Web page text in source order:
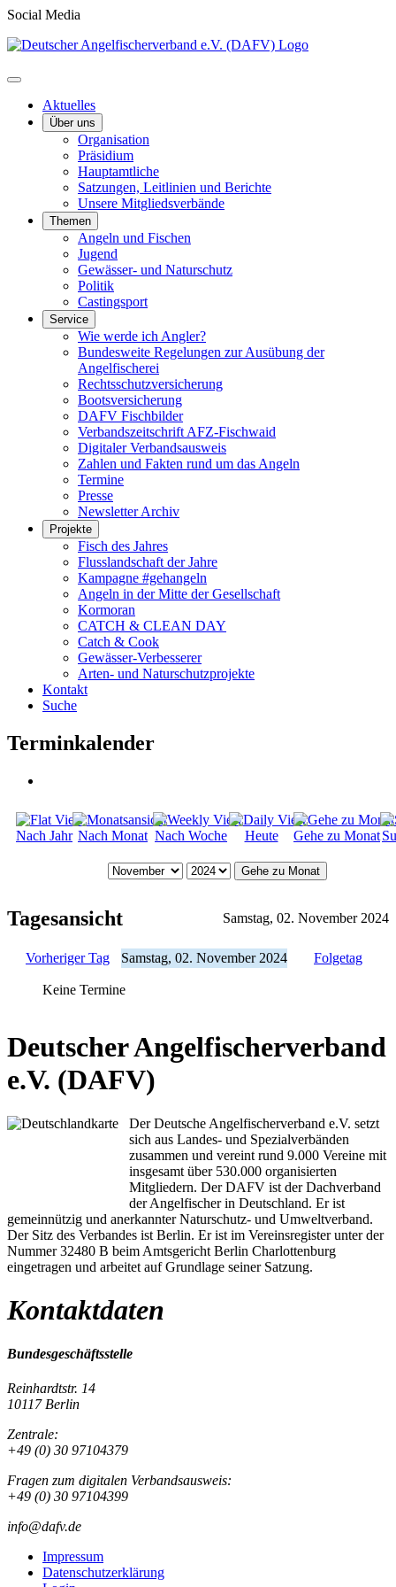
Social Media
Aktuelles
Über uns
Organisation
Präsidium
Hauptamtliche
Satzungen, Leitlinien und Berichte
Unsere Mitgliedsverbände
Themen
Angeln und Fischen
Jugend
Gewässer- und Naturschutz
Politik
Castingsport
Service
Wie werde ich Angler?
Bundesweite Regelungen zur Ausübung der
Angelfischerei
Rechtsschutzversicherung
Bootsversicherung
DAFV Fischbilder
Verbandszeitschrift AFZ-Fischwaid
Digitaler Verbandsausweis
Zahlen und Fakten rund um das Angeln
Termine
Presse
Newsletter Archiv
Projekte
Fisch des Jahres
Flusslandschaft der Jahre
Kampagne #gehangeln
Angeln in der Mitte der Gesellschaft
Kormoran
CATCH & CLEAN DAY
Catch & Cook
Gewässer-Verbesserer
Arten- und Naturschutzprojekte
Kontakt
Suche
Terminkalender
Nach Jahr Nach Monat Nach Woche Heute Gehe zu Monat
Gehe zu Monat
Tagesansicht Samstag, 02. November 2024
Vorheriger Tag Samstag, 02. November 2024 Folgetag
Keine Termine
Deutscher Angelfischerverband
e.V. (DAFV)
Der Deutsche Angelfischerverband e.V. setzt
sich aus Landes- und Spezialverbänden
zusammen und vereint rund 9.000 Vereine mit
insgesamt über 530.000 organisierten
Mitgliedern. Der DAFV ist der Dachverband
der Angelfischer in Deutschland. Er ist
gemeinnützig und anerkannter Naturschutz- und Umweltverband.
Der Sitz des Verbandes ist Berlin. Er ist im Vereinsregister unter der
Nummer 32480 B beim Amtsgericht Berlin Charlottenburg
eingetragen und arbeitet auf Grundlage seiner Satzung.
Kontaktdaten
Bundesgeschäftsstelle
Reinhardtstr. 14
10117 Berlin
Zentrale:
+49 (0) 30 97104379
Fragen zum digitalen Verbandsausweis:
+49 (0) 30 97104399
info@dafv.de
Impressum
Datenschutzerklärung